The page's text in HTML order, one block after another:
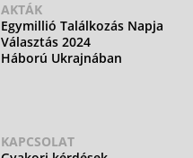
AKTÁK
Egymillió Találkozás Napja
Választás 2024
Háború Ukrajnában
KAPCSOLAT